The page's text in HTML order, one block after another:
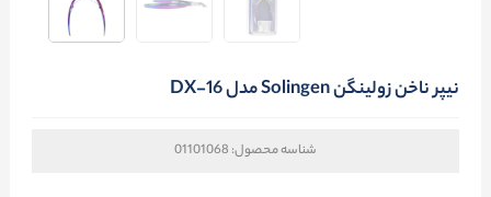
نیپر ناخن زولینگن Solingen مدل DX-16
شناسه محصول: 01101068